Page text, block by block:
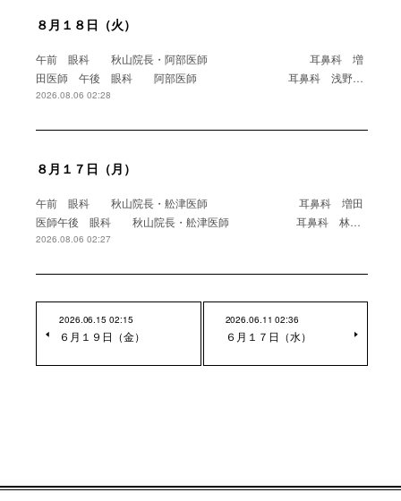
８月１８日（火）
午前 眼科 秋山院長・阿部医師 耳鼻科 増
田医師 午後 眼科 阿部医師 耳鼻科 浅野…
2026.08.06 02:28
８月１７日（月）
午前 眼科 秋山院長・舩津医師 耳鼻科 増田
医師午後 眼科 秋山院長・舩津医師 耳鼻科 林…
2026.08.06 02:27
2026.06.15 02:15
６月１９日（金）
2026.06.11 02:36
６月１７日（水）